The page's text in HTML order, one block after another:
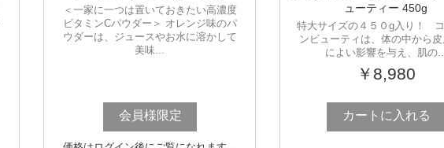
＜一家に一つは置いておきたい高濃度
ビタミンCパウダー＞ オレンジ味のパ
ウダーは、ジュースやお水に溶かして
美味...
会員様限定
ューティー 450g
特大サイズの４５０g入り！
ンビューティは、体の中から
によい影響を与え、肌の...
￥8,980
カートに入れる